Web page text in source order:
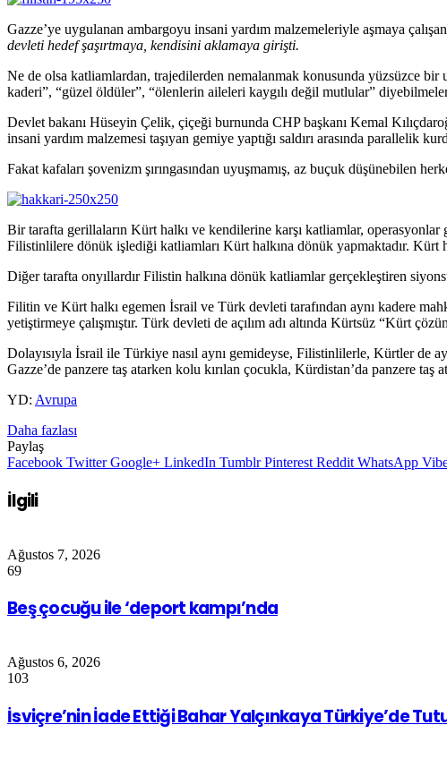
Gazze’ye uygulanan ambargoyu insani yardım malzemeleriyle aşmaya
devleti hedef şaşırtmaya, kendisini aklamaya girişti.
Ne de olsa katliamlardan, trajedilerden nemalanmak konusunda yüzsüzce
kaderi”, “güzel öldüler”, “ölenlerin aileleri kaygılı değil mutlular”
Devlet bakanı Hüseyin Çelik, çiçeği burnunda CHP başkanı Kemal
insani yardım malzemesi taşıyan gemiye yaptığı saldırı arasında parallelik
Fakat kafaları şovenizm şırıngasından uyuşmamış, az buçuk düşünebilen
Bir tarafta gerillaların Kürt halkı ve kendilerine karşı katliamlar,
Filistinlilere dönük işlediği katliamları Kürt halkına dönük yapmaktadır. Kürt
Diğer tarafta onyıllardır Filistin halkına dönük katliamlar gerçekleştiren
Filitin ve Kürt halkı egemen İsrail ve Türk devleti tarafından aynı kadere
yetiştirmeye çalışmıştır. Türk devleti de açılım adı altında Kürtsüz “Kürt
Dolayısıyla İsrail ile Türkiye nasıl aynı gemideyse, Filistinlilerle, Kürtler de
Gazze’de panzere taş atarken kolu kırılan çocukla, Kürdistan’da panzere taş
YD: Avrupa
Daha fazlası
Paylaş
Facebook Twitter Google+ LinkedIn Tumblr Pinterest Reddit WhatsApp
İlgili
Ağustos 7, 2026
69
Beş çocuğu ile ‘deport kampı’nda
Ağustos 6, 2026
103
İsviçre’nin İade Ettiği Bahar Yalçınkaya Türkiye’de